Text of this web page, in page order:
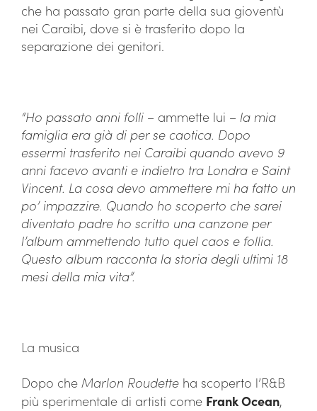
che ha passato gran parte della sua gioventù
nei Caraibi, dove si è trasferito dopo la
separazione dei genitori.
“Ho passato anni folli – ammette lui – la mia
famiglia era già di per se caotica. Dopo
essermi trasferito nei Caraibi quando avevo 9
anni facevo avanti e indietro tra Londra e Saint
Vincent. La cosa devo ammettere mi ha fatto un
po’ impazzire. Quando ho scoperto che sarei
diventato padre ho scritto una canzone per
l’album ammettendo tutto quel caos e follia.
Questo album racconta la storia degli ultimi 18
mesi della mia vita”.
La musica
Dopo che Marlon Roudette ha scoperto l’R&B
più sperimentale di artisti come Frank Ocean,